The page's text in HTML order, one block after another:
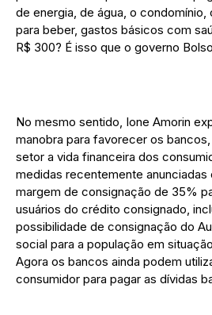
de energia, de água, o condomínio,
para beber, gastos básicos com
R$ 300? É isso que o governo
No mesmo sentido, Ione Amorin
manobra para favorecer os
setor a vida financeira dos
medidas recentemente anunciadas
margem de consignação de 35%
usuários do crédito consignado,
possibilidade de consignação do
social para a população em
Agora os bancos ainda podem
consumidor para pagar as dívidas